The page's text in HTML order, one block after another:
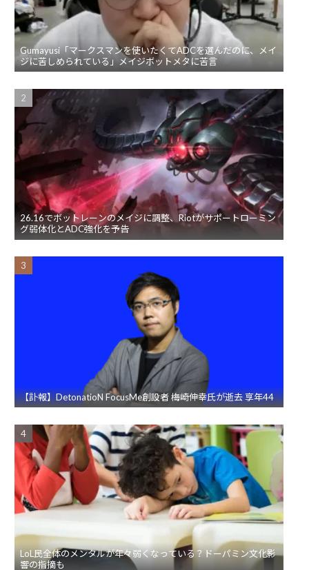
Gumayusi「マークスマンを使いたくてADCを選んだのに、メイ
ジに苦しめられている」メイジボットメタに苦言
26.16でボットレーンのメイジに調整、Riotがサポートローミン
グ弱体化とADC強化を予告
【訃報】DetonatioN FocusMe創設者 梅崎伸幸氏が逝去 享年44
LoL民全体のメンタルが年々弱くなっている？ドーパミン文化影
響の指摘も